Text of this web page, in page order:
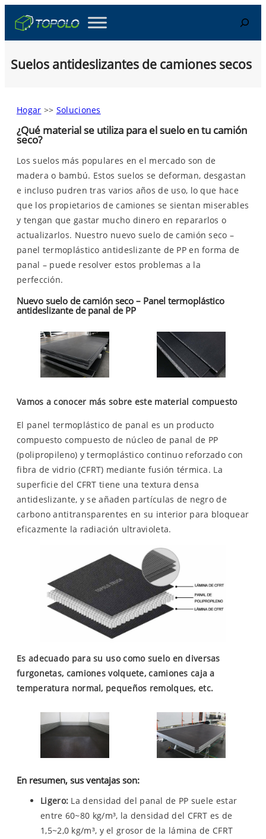
content
Search
Suelos antideslizantes de camiones secos
Hogar >> Soluciones
¿Qué material se utiliza para el suelo en tu camión
seco?
Los suelos más populares en el mercado son de
madera o bambú. Estos suelos se deforman, desgastan
e incluso pudren tras varios años de uso, lo que hace
que los propietarios de camiones se sientan miserables
y tengan que gastar mucho dinero en repararlos o
actualizarlos. Nuestro nuevo suelo de camión seco –
panel termoplástico antideslizante de PP en forma de
panal – puede resolver estos problemas a la
perfección.
Nuevo suelo de camión seco – Panel termoplástico
antideslizante de panal de PP
Vamos a conocer más sobre este material compuesto
El panel termoplástico de panal es un producto
compuesto compuesto de núcleo de panal de PP
(polipropileno) y termoplástico continuo reforzado con
fibra de vidrio (CFRT) mediante fusión térmica. La
superficie del CFRT tiene una textura densa
antideslizante, y se añaden partículas de negro de
carbono antitransparentes en su interior para bloquear
eficazmente la radiación ultravioleta.
Es adecuado para su uso como suelo en diversas
furgonetas, camiones volquete, camiones caja a
temperatura normal, pequeños remolques, etc.
En resumen, sus ventajas son:
Ligero: La densidad del panal de PP suele estar
entre 60~80 kg/m³, la densidad del CFRT es de
1,5~2,0 kg/m³, y el grosor de la lámina de CFRT